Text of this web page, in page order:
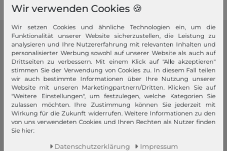
modeherz
Impressum
AGB
Widerrufsrecht
Datenschutzerklärung
Datenschutzeinstellungen
Barrierefreiheitserklärung
Wir verwenden Cookies 🍪
Wir setzen Cookies und ähnliche Technologien ein, um die
Funktionalität unserer Website sicherzustellen, die Leistung zu
analysieren und Ihre Nutzererfahrung mit relevanten Inhalten und
personalisierter Werbung sowohl auf unserer Website als auch auf
Drittseiten zu verbessern. Mit einem Klick auf "Alle akzeptieren"
stimmen Sie der Verwendung von Cookies zu. In diesem Fall teilen
wir auch bestimmte Informationen über Ihre Nutzung unserer
Website mit unseren Marketingpartnern/Dritten. Klicken Sie auf
"Weitere Einstellungen", um festzulegen, welche Kategorien Sie
zulassen möchten. Ihre Zustimmung können Sie jederzeit mit
Wirkung für die Zukunft widerrufen. Weitere Informationen zu den
von uns verwendeten Cookies und Ihren Rechten als Nutzer finden
Sie hier:
Daten­schutz­erklärung Impressum